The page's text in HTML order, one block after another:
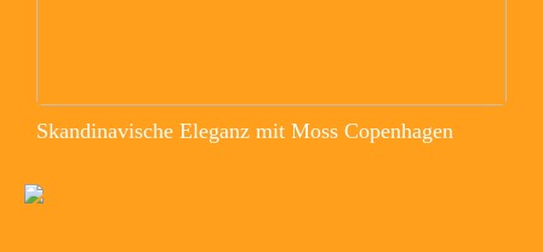
Skandinavische Eleganz mit Moss Copenhagen